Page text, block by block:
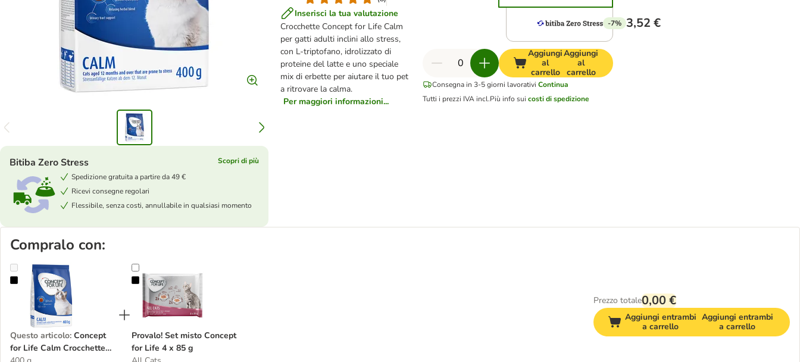
Inserisci la tua valutazione
Crocchette Concept for Life Calm
per gatti adulti inclini allo stress,
con L-triptofano, idrolizzato di
proteine del latte e uno speciale
mix di erbette per aiutare il tuo pet
a ritrovare la calma.
Per maggiori informazioni...
Bitiba Zero Stress
Scopri di più
Spedizione gratuita a partire da 49 €
Ricevi consegne regolari
Flessibile, senza costi, annullabile in qualsiasi momento
-7% 3,52 €
Aggiungi
al
carrello
Aggiungi
al
carrello
Consegna in 3-5 giorni lavorativi Continua
Tutti i prezzi IVA incl.Più info sui costi di spedizione
Compralo con:
Concept for Life Calm Crocchette per gatto
Questo articolo: Concept
for Life Calm Crocchette
Provalo! Set misto Concept for Life 4 x 85 g
Provalo! Set misto Concept
for Life 4 x 85 g
Prezzo totale0,00 €
Aggiungi entrambi
a carrello
Aggiungi entrambi
a carrello